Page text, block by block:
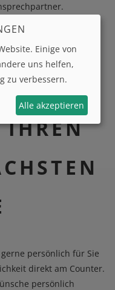
Nur so genießen Sie
der
wer seine Rechte
einfordern.“
IHREN
persönlich für Sie
direkt am Counter.
persönlich
Einige von
uns helfen,
zu verbessern.
Alle akzeptieren